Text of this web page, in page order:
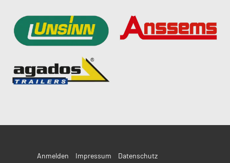
Anmelden Impressum Datenschutz